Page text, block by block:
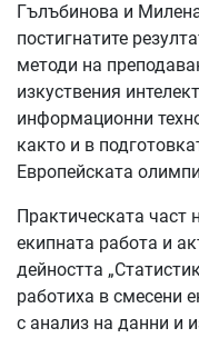
Гълъбинова и
постигнатите
методи на
изкуствения
информационни
както и в
Европейската
Практическата част
екипната работа и
дейността
работиха в смесени
с анализ на данни и